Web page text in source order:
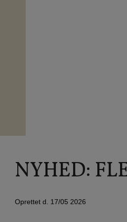
NYHED:
Oprettet d. 17/05 2026